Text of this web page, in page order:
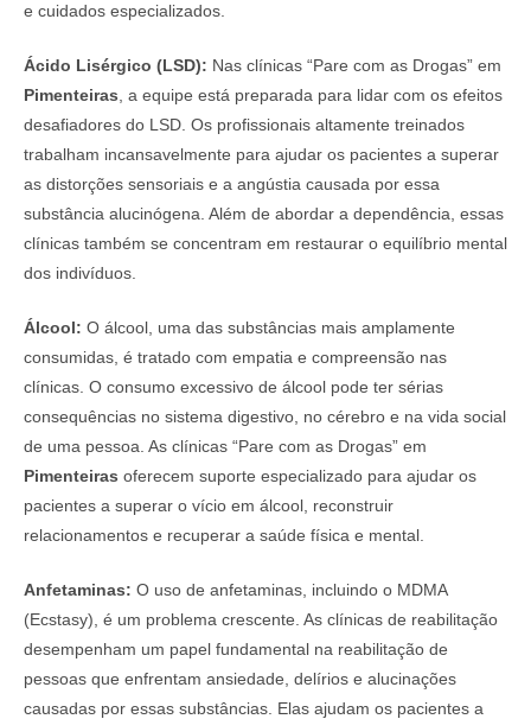
e cuidados especializados.
Ácido Lisérgico (LSD): Nas clínicas “Pare com as Drogas” em
Pimenteiras , a equipe está preparada para lidar com os efeitos
desafiadores do LSD. Os profissionais altamente treinados
trabalham incansavelmente para ajudar os pacientes a superar
as distorções sensoriais e a angústia causada por essa
substância alucinógena. Além de abordar a dependência, essas
clínicas também se concentram em restaurar o equilíbrio mental
dos indivíduos.
Álcool: O álcool, uma das substâncias mais amplamente
consumidas, é tratado com empatia e compreensão nas
clínicas. O consumo excessivo de álcool pode ter sérias
consequências no sistema digestivo, no cérebro e na vida social
de uma pessoa. As clínicas “Pare com as Drogas” em
Pimenteiras oferecem suporte especializado para ajudar os
pacientes a superar o vício em álcool, reconstruir
relacionamentos e recuperar a saúde física e mental.
Anfetaminas: O uso de anfetaminas, incluindo o MDMA
(Ecstasy), é um problema crescente. As clínicas de reabilitação
desempenham um papel fundamental na reabilitação de
pessoas que enfrentam ansiedade, delírios e alucinações
causadas por essas substâncias. Elas ajudam os pacientes a